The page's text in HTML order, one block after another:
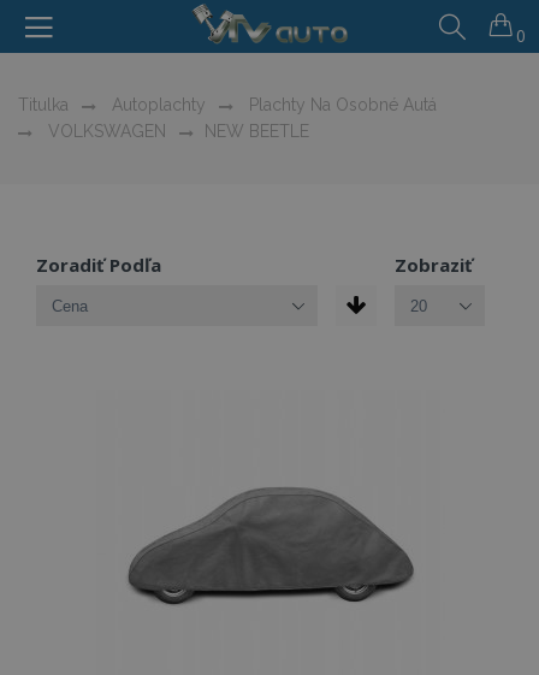
0
Titulka Autoplachty
Plachty Na Osobné Autá
VOLKSWAGEN
NEW BEETLE
Zoradiť Podľa Zobraziť